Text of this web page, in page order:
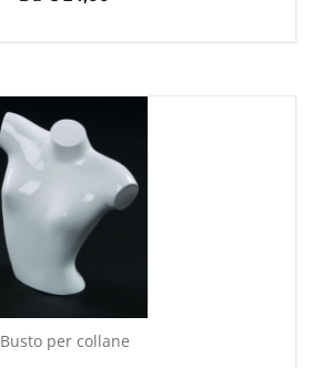
Busto per collane